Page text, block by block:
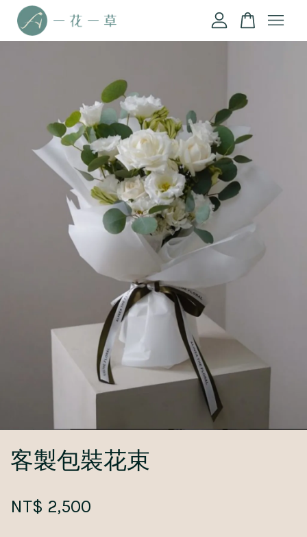
客製包裝花束
NT$ 2,500
繼續購物